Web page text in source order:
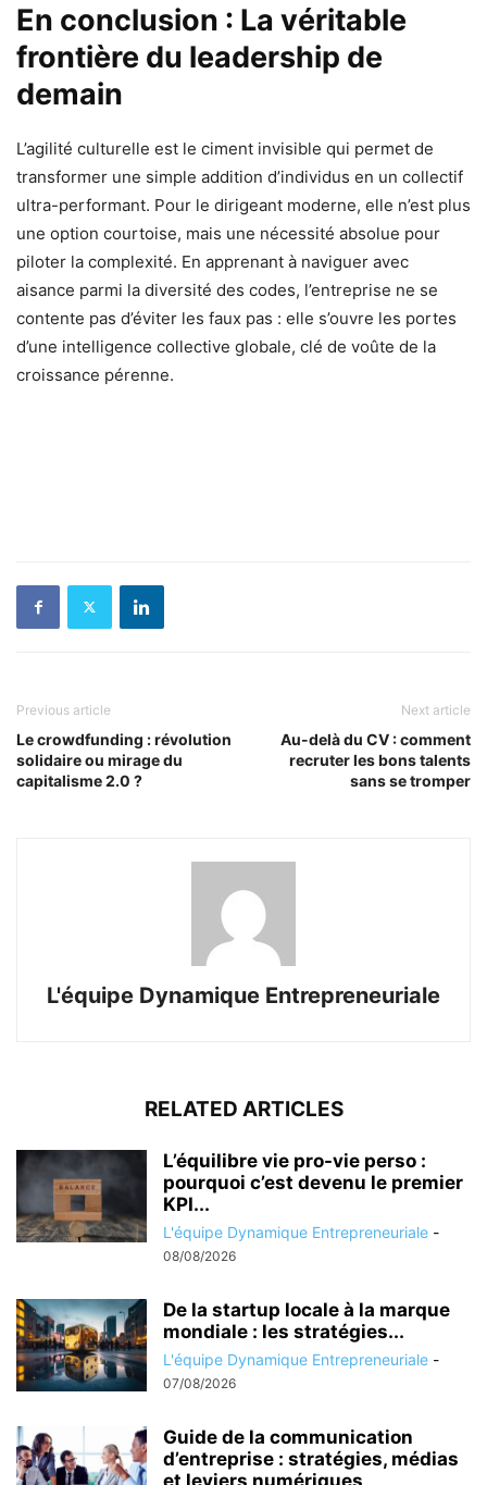
En conclusion : La véritable
frontière du leadership de
demain
L’agilité culturelle est le ciment invisible qui permet de
transformer une simple addition d’individus en un collectif
ultra-performant. Pour le dirigeant moderne, elle n’est plus
une option courtoise, mais une nécessité absolue pour
piloter la complexité. En apprenant à naviguer avec
aisance parmi la diversité des codes, l’entreprise ne se
contente pas d’éviter les faux pas : elle s’ouvre les portes
d’une intelligence collective globale, clé de voûte de la
croissance pérenne.
Previous article
Le crowdfunding : révolution
solidaire ou mirage du
capitalisme 2.0 ?
Next article
Au-delà du CV : comment
recruter les bons talents
sans se tromper
L'équipe Dynamique Entrepreneuriale
RELATED ARTICLES
L’équilibre vie pro-vie perso :
pourquoi c’est devenu le premier
KPI...
L'équipe Dynamique Entrepreneuriale -
08/08/2026
De la startup locale à la marque
mondiale : les stratégies...
L'équipe Dynamique Entrepreneuriale -
07/08/2026
Guide de la communication
d’entreprise : stratégies, médias
et leviers numériques